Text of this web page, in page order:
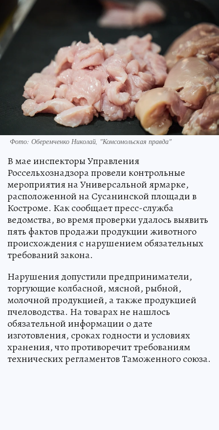
Фото: Оберемченко Николай, "Комсомольская правда"
В мае инспекторы Управления
Россельхознадзора провели контрольные
мероприятия на Универсальной ярмарке,
расположенной на Сусанинской площади в
Костроме. Как сообщает пресс-служба
ведомства, во время проверки удалось выявить
пять фактов продажи продукции животного
происхождения с нарушением обязательных
требований закона.
Нарушения допустили предприниматели,
торгующие колбасной, мясной, рыбной,
молочной продукцией, а также продукцией
пчеловодства. На товарах не нашлось
обязательной информации о дате
изготовления, сроках годности и условиях
хранения, что противоречит требованиям
технических регламентов Таможенного союза.